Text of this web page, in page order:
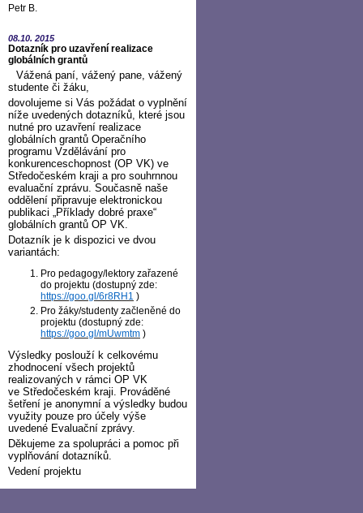
Petr B.
08.10. 2015
Dotazník pro uzavření realizace
globálních grantů
Vážená paní, vážený pane, vážený
studente či žáku,
dovolujeme si Vás požádat o vyplnění
níže uvedených dotazníků, které jsou
nutné pro uzavření realizace
globálních grantů Operačního
programu Vzdělávání pro
konkurenceschopnost (OP VK) ve
Středočeském kraji a pro souhrnnou
evaluační zprávu. Současně naše
oddělení připravuje elektronickou
publikaci „Příklady dobré praxe“
globálních grantů OP VK.
Dotazník je k dispozici ve dvou
variantách:
Pro pedagogy/lektory zařazené
do projektu (dostupný zde:
https://goo.gl/6r8RH1 )
Pro žáky/studenty začleněné do
projektu (dostupný zde:
https://goo.gl/mUwmtm )
Výsledky poslouží k celkovému
zhodnocení všech projektů
realizovaných v rámci OP VK
ve Středočeském kraji. Prováděné
šetření je anonymní a výsledky budou
využity pouze pro účely výše
uvedené Evaluační zprávy.
Děkujeme za spolupráci a pomoc při
vyplňování dotazníků.
Vedení projektu